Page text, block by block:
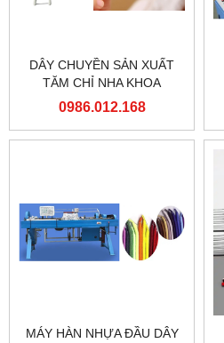
DÂY CHUYỀN SẢN XUẤT
TĂM CHỈ NHA KHOA
0986.012.168
MÁY HÀN NHỰA ĐẦU DÂY